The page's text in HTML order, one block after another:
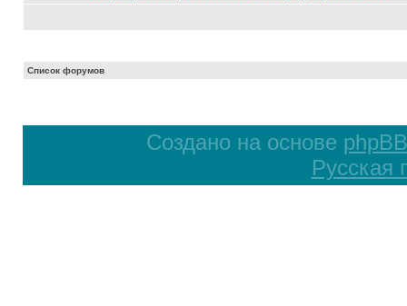
Список форумов
Создано на основе phpBB
Русская